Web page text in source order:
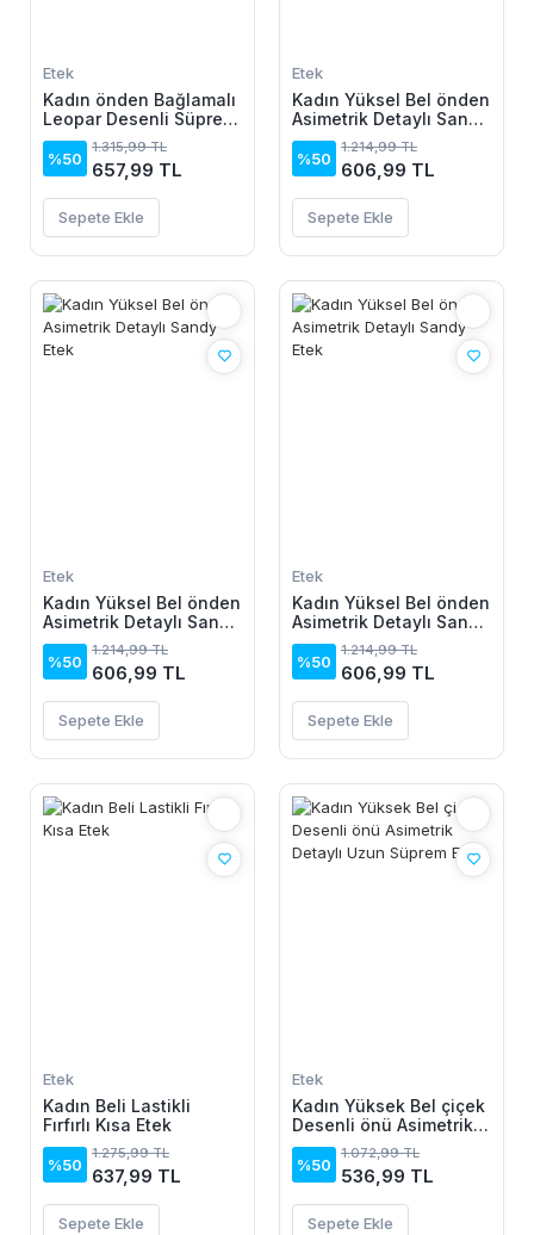
Etek
Kadın önden Bağlamalı
Leopar Desenli Süprem
Uzun Etek
%50
1.315,99 TL
657,99 TL
Sepete Ekle
Etek
Kadın Yüksel Bel önden
Asimetrik Detaylı Sandy
Etek
%50
1.214,99 TL
606,99 TL
Sepete Ekle
Etek
Kadın Yüksel Bel önden
Asimetrik Detaylı Sandy
Etek
%50
1.214,99 TL
606,99 TL
Sepete Ekle
Etek
Kadın Yüksel Bel önden
Asimetrik Detaylı Sandy
Etek
%50
1.214,99 TL
606,99 TL
Sepete Ekle
Etek
Kadın Beli Lastikli
Fırfırlı Kısa Etek
%50
1.275,99 TL
637,99 TL
Sepete Ekle
Etek
Kadın Yüksek Bel çiçek
Desenli önü Asimetrik
Detaylı Uzun Süprem
Etek
%50
1.072,99 TL
536,99 TL
Sepete Ekle